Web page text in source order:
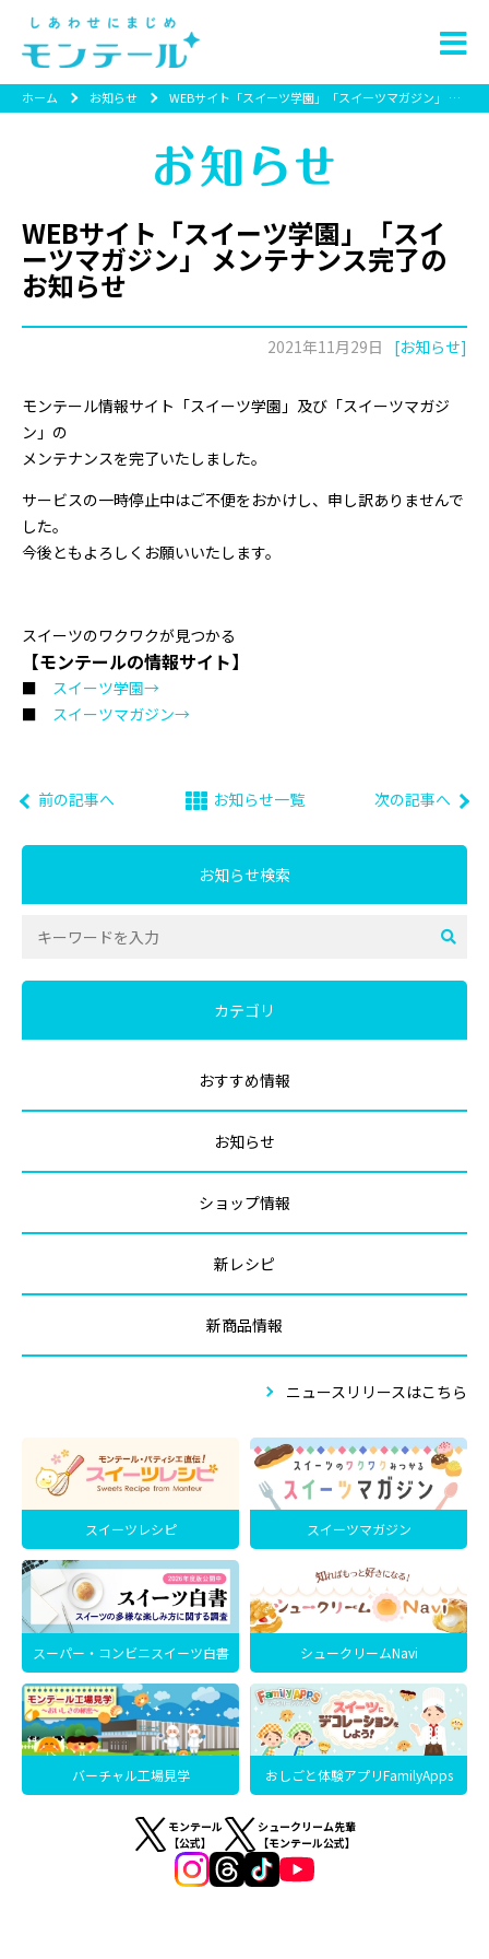
ホーム お知らせ WEBサイト「スイーツ学園」「スイーツマガジン」 メンテナンス完了のお知らせ
WEBサイト「スイーツ学園」「スイ
ーツマガジン」 メンテナンス完了の
お知らせ
2021年11月29日 [お知らせ]
モンテール情報サイト「スイーツ学園」及び「スイーツマガジ
ン」の
メンテナンスを完了いたしました。
サービスの一時停止中はご不便をおかけし、申し訳ありませんで
した。
今後ともよろしくお願いいたします。
スイーツのワクワクが見つかる
【モンテールの情報サイト】
■ スイーツ学園→
■ スイーツマガジン→
前の記事へ お知らせ一覧 次の記事へ
お知らせ検索
カテゴリ
おすすめ情報
お知らせ
ショップ情報
新レシピ
新商品情報
ニュースリリースはこちら
スイーツレシピ スイーツマガジン
スーパー・コンビニスイーツ白書 シュークリームNavi
バーチャル工場見学 おしごと体験アプリFamilyApps
モンテール
【公式】
シュークリーム先輩
【モンテール公式】